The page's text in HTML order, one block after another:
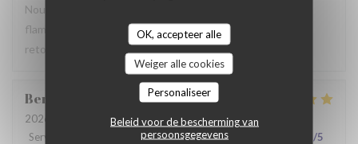
OK, accepteer alle
Weiger alle cookies
Personaliseer
Beleid voor de bescherming van
persoonsgegevens
Nous avons apprécié notre déjeuner (moule, carbonade,
flamiche au maroilles, etc) et le service. Pourquoi pas y
retourner lors d'un prochaine passage à Lilles.
Benjamin
2026-07-19
- 12:30 - Gasten 2
Service
:5/5 Keuken:5/5 /5